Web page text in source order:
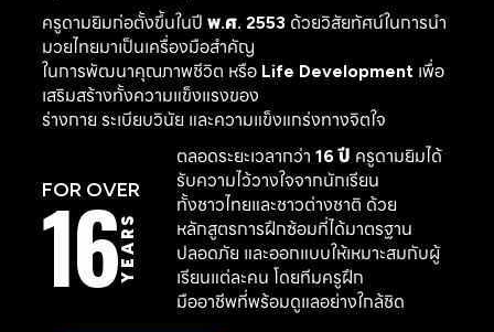
ครูดามยิมก่อตั้งขึ้นในปี พ.ศ. 2553ด้วยวิสัยทัศน์ในการนำ
มวยไทยมาเป็นเครื่องมือสำคัญ
ในการพัฒนาคุณภาพชีวิต หรือ Life Developmentเพื่อ
เสริมสร้างทั้งความแข็งแรงของ
ร่างกาย ระเบียบวินัย และความแข็งแกร่งทางจิตใจ
FOR OVER
16YEARS
ตลอดระยะเวลากว่า 16 ปี ครูดามยิมได้
รับความไว้วางใจจากนักเรียน
ทั้งชาวไทยและชาวต่างชาติ ด้วย
หลักสูตรการฝึกซ้อมที่ได้มาตรฐาน
ปลอดภัย และออกแบบให้เหมาะสมกับผู้
เรียนแต่ละคน โดยทีมครูฝึก
มืออาชีพที่พร้อมดูแลอย่างใกล้ชิด